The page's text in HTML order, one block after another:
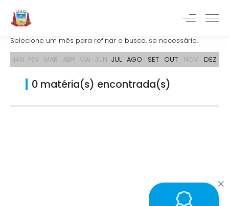
Selecione um mês para refinar a busca, se necessário.
JAN FEV MAR ABR MAI JUN JUL AGO SET OUT NOV DEZ
0 matéria(s) encontrada(s)